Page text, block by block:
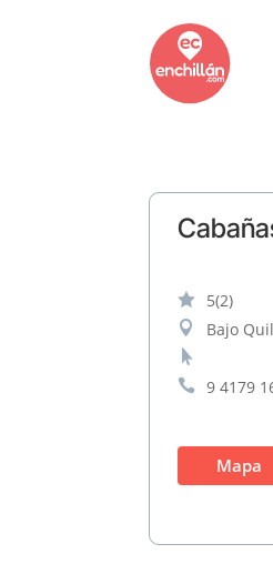
 5(2)
 Bajo


9 4179
Mapa